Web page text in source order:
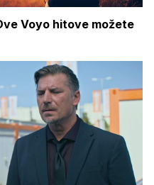
Voyo hitove možete